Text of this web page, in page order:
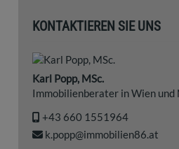
KONTAKTIEREN SIE UNS
Karl Popp, MSc.
Immobilienberater in Wien und
‭+43 660 1551964‬
k.popp@immobilien86.at